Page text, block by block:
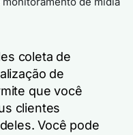
coleta de
de
que você
clientes
Você pode